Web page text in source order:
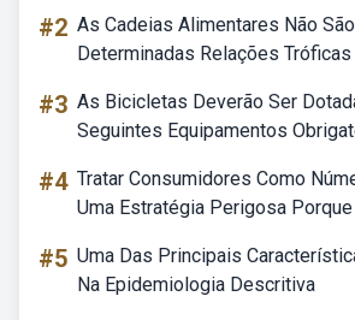
#2 As Cadeias Alimentares Não
Determinadas Relações Tróficas
#3 As Bicicletas Deverão Ser
Seguintes Equipamentos
#4 Tratar Consumidores Como
Uma Estratégia Perigosa Porque
#5 Uma Das Principais
Na Epidemiologia Descritiva